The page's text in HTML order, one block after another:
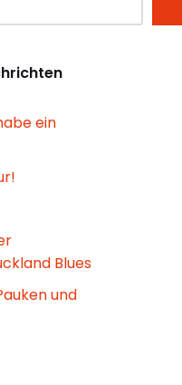
ein
Blues
und